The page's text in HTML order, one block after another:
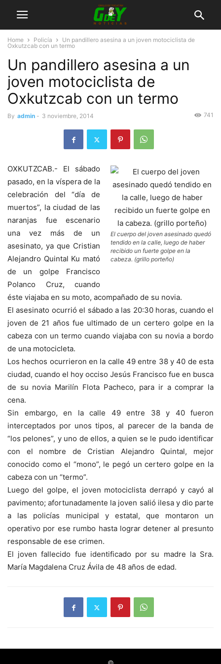
Home Policía
Un pandillero asesina a un joven motociclista de
Oxkutzcab con un termo
Un pandillero asesina a un
joven motociclista de
Oxkutzcab con un termo
By admin - 3 noviembre, 2014 741
El cuerpo del joven asesinado quedó
tendido en la calle, luego de haber
recibido un fuerte golpe en la
cabeza. (grillo porteño)
OXKUTZCAB.- El sábado
pasado, en la víspera de la
celebración del “día de
muertos”, la ciudad de las
naranjas fue escenario
una vez más de un
asesinato, ya que Cristian
Alejandro Quintal Ku mató
de un golpe Francisco
Polanco Cruz, cuando
éste viajaba en su moto, acompañado de su novia.
El asesinato ocurrió el sábado a las 20:30 horas, cuando el
joven de 21 años fue ultimado de un certero golpe en la
cabeza con un termo cuando viajaba con su novia a bordo
de una motocicleta.
Los hechos ocurrieron en la calle 49 entre 38 y 40 de esta
ciudad, cuando el hoy occiso Jesús Francisco fue en busca
de su novia Marilín Flota Pacheco, para ir a comprar la
cena.
Sin embargo, en la calle 49 entre 38 y 40 fueron
interceptados por unos tipos, al parecer de la banda de
“los pelones”, y uno de ellos, a quien se le pudo identificar
con el nombre de Cristian Alejandro Quintal, mejor
conocido como el “mono”, le pegó un certero golpe en la
cabeza con un “termo”.
Luego del golpe, el joven motociclista derrapó y cayó al
pavimento; afortunadamente la joven salió ilesa y dio parte
a las policías municipal y estatal, que montaron un
operativo por ese rumbo hasta lograr detener al presunto
responsable de ese crimen.
El joven fallecido fue identificado por su madre la Sra.
María Magdalena Cruz Ávila de 48 años de edad.